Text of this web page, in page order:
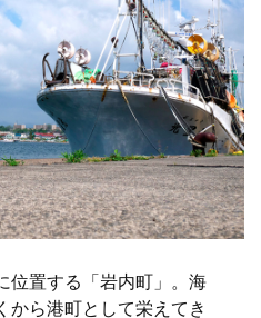
位置する「岩内町」。海
から港町として栄えてき